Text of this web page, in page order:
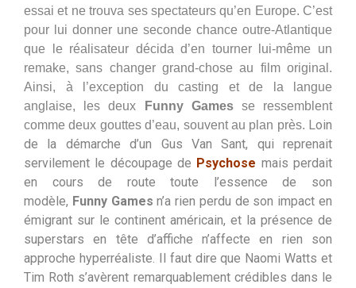
essai et ne trouva ses spectateurs qu’en Europe. C’est
pour lui donner une seconde chance outre-Atlantique
que le réalisateur décida d’en tourner lui-même un
remake, sans changer grand-chose au film original.
Ainsi, à l’exception du casting et de la langue
anglaise, les deux
Funny Gamesse ressemblent
comme deux gouttes d’eau, souvent au plan près. Loin
de la démarche d’un Gus Van Sant, qui reprenait
servilement le découpage de Psychose mais perdait
en cours de route toute l’essence de son
modèle, Funny Games n’a rien perdu de son impact en
émigrant sur le continent américain, et la présence de
superstars en tête d’affiche n’affecte en rien son
approche hyperréaliste. Il faut dire que Naomi Watts et
Tim Roth s’avèrent remarquablement crédibles dans le